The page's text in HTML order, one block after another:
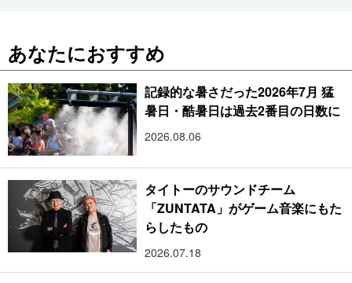
あなたにおすすめ
記録的な暑さだった2026年7月 猛
暑日・酷暑日は過去2番目の日数に
2026.08.06
タイトーのサウンドチーム
「ZUNTATA」がゲーム音楽にもた
らしたもの
2026.07.18